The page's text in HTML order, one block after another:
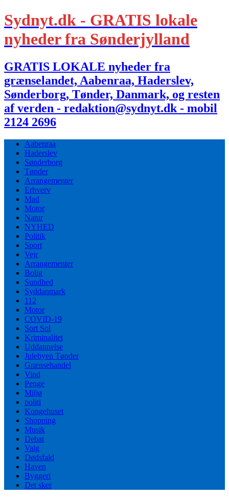
Sydnyt.dk - GRATIS lokale
nyheder fra Sønderjylland
GRATIS LOKALE nyheder fra
grænselandet, Aabenraa, Haderslev,
Sønderborg, Tønder, Danmark, og resten
af verden - redaktion@sydnyt.dk - mobil
2124 2696
Aabenraa
Haderslev
Sønderborg
Tønder
Arrangementer
Erhverv
Mad
Motor
Natur
NYHED
Politik
Sport
Vejr
Arrangementer
Bolig
Sundhed
Syddanmark
112
Motor
COVID-19
Sort Sol
Kriminalitet
Uddannelse
Julebyen Tønder
Grænsehandel
Vind
Penge
Miljø
politi
Kongehuset
Shopping
Musik
Debat
Valg
Dødsfald
Haven
Byggeri
Det sker